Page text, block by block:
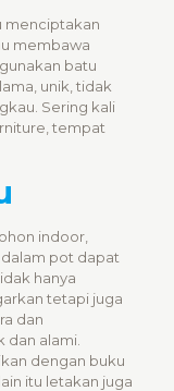
menciptakan
membawa
batu
unik, tidak
Sering kali
tempat
indoor,
dalam pot dapat
hanya
tetapi juga
dan
dan alami.
dengan buku
itu letakan juga